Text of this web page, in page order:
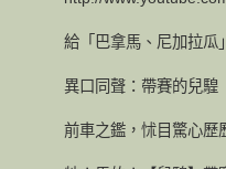
給「巴拿馬、尼加拉瓜
異口同聲：帶賽的兒
前車之鑑，怵目驚心歷